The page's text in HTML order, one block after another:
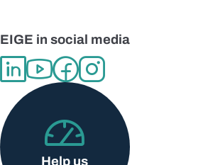
EIGE in social media
Help us